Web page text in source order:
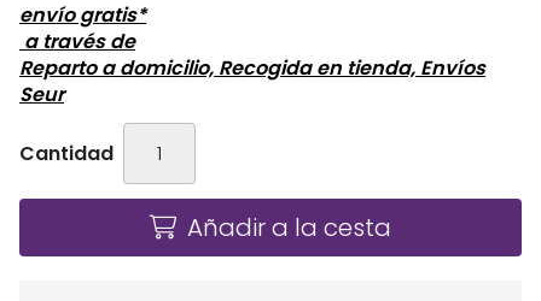
envío gratis*
a través de
Reparto a domicilio, Recogida en tienda, Envíos
Seur
Cantidad
Añadir a la cesta